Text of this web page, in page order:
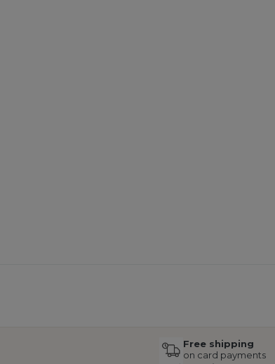
Free shipping
on card payments